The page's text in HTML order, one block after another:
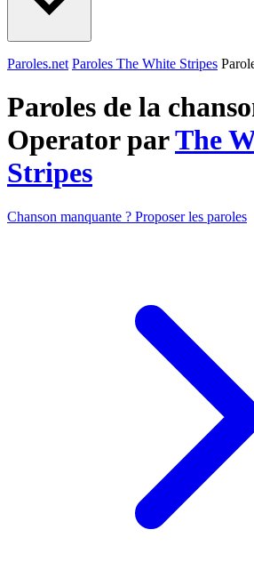
Paroles.net Paroles The White Stripes
Paroles de la
Operator parThe
Stripes
Chanson manquante ? Proposer les paroles